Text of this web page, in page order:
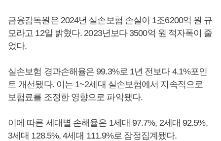
금융감독원은 2024년 실손보험 손실이 1조6200억 원 규
모라고 12일 밝혔다. 2023년보다 3500억 원 적자폭이 줄
었다.
실손보험 경과손해율은 99.3%로 1년 전보다 4.1%포인
트 개선됐다. 이는 1~2세대 실손보험에서 지속적으로
보험료를 조정한 영향으로 파악됐다.
이에 따른 세대별 손해율은 1세대 97.7%, 2세대 92.5%,
3세대 128.5%, 4세대 111.9%로 잠정집계됐다.